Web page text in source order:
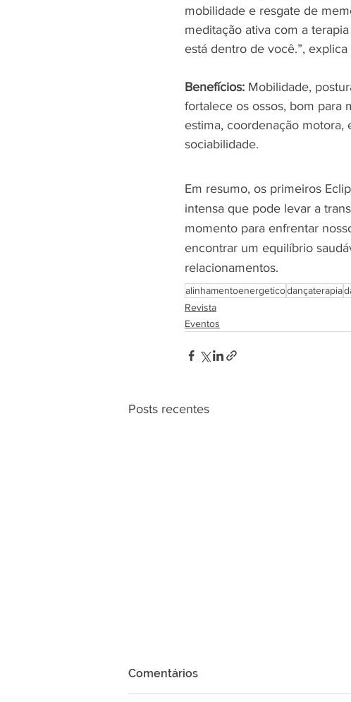
mobilidade e resgate de
meditação ativa com a
está dentro de você.”, explica
Benefícios: Mobilidade,
fortalece os ossos, bom para
estima, coordenação
sociabilidade.
Em resumo, os primeiros
intensa que pode levar a
momento para enfrentar
encontrar um equilíbrio
relacionamentos.
alinhamentoenergeticodançaterapia
Revista
Eventos
Posts recentes
Comentários